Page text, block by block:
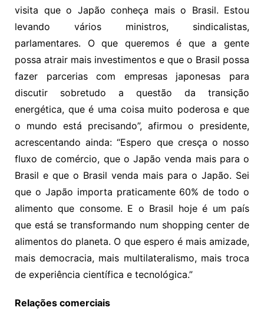
visita que o Japão conheça mais o Brasil. Estou
levando vários ministros, sindicalistas,
parlamentares. O que queremos é que a gente
possa atrair mais investimentos e que o Brasil possa
fazer parcerias com empresas japonesas para
discutir sobretudo a questão da transição
energética, que é uma coisa muito poderosa e que
o mundo está precisando”, afirmou o presidente,
acrescentando ainda: “Espero que cresça o nosso
fluxo de comércio, que o Japão venda mais para o
Brasil e que o Brasil venda mais para o Japão. Sei
que o Japão importa praticamente 60% de todo o
alimento que consome. E o Brasil hoje é um país
que está se transformando num shopping center de
alimentos do planeta. O que espero é mais amizade,
mais democracia, mais multilateralismo, mais troca
de experiência científica e tecnológica.”
Relações comerciais